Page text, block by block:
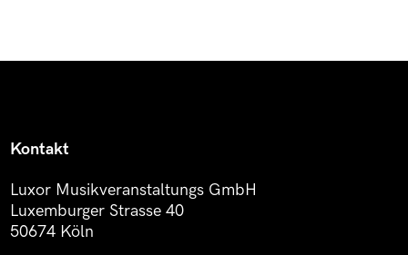
Kontakt
Luxor Musikveranstaltungs GmbH
Luxemburger Strasse 40
50674 Köln